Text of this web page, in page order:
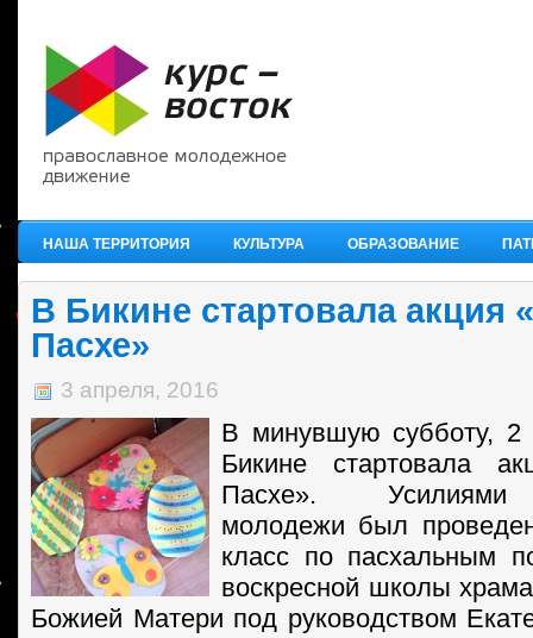
НАША ТЕРРИТОРИЯ КУЛЬТУРА ОБРАЗОВАНИЕ
В Бикине стартовала акция
Пасхе»
3 апреля, 2016
В минувшую субботу, 2
Бикине стартовала
Пасхе». Усилиями
молодежи был
класс по пасхальным
воскресной школы
Божией Матери под руководством